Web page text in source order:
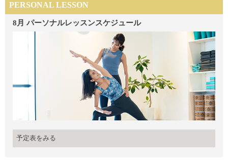
PERSONAL LESSON
8月 パーソナルレッスンスケジュール
予定表をみる